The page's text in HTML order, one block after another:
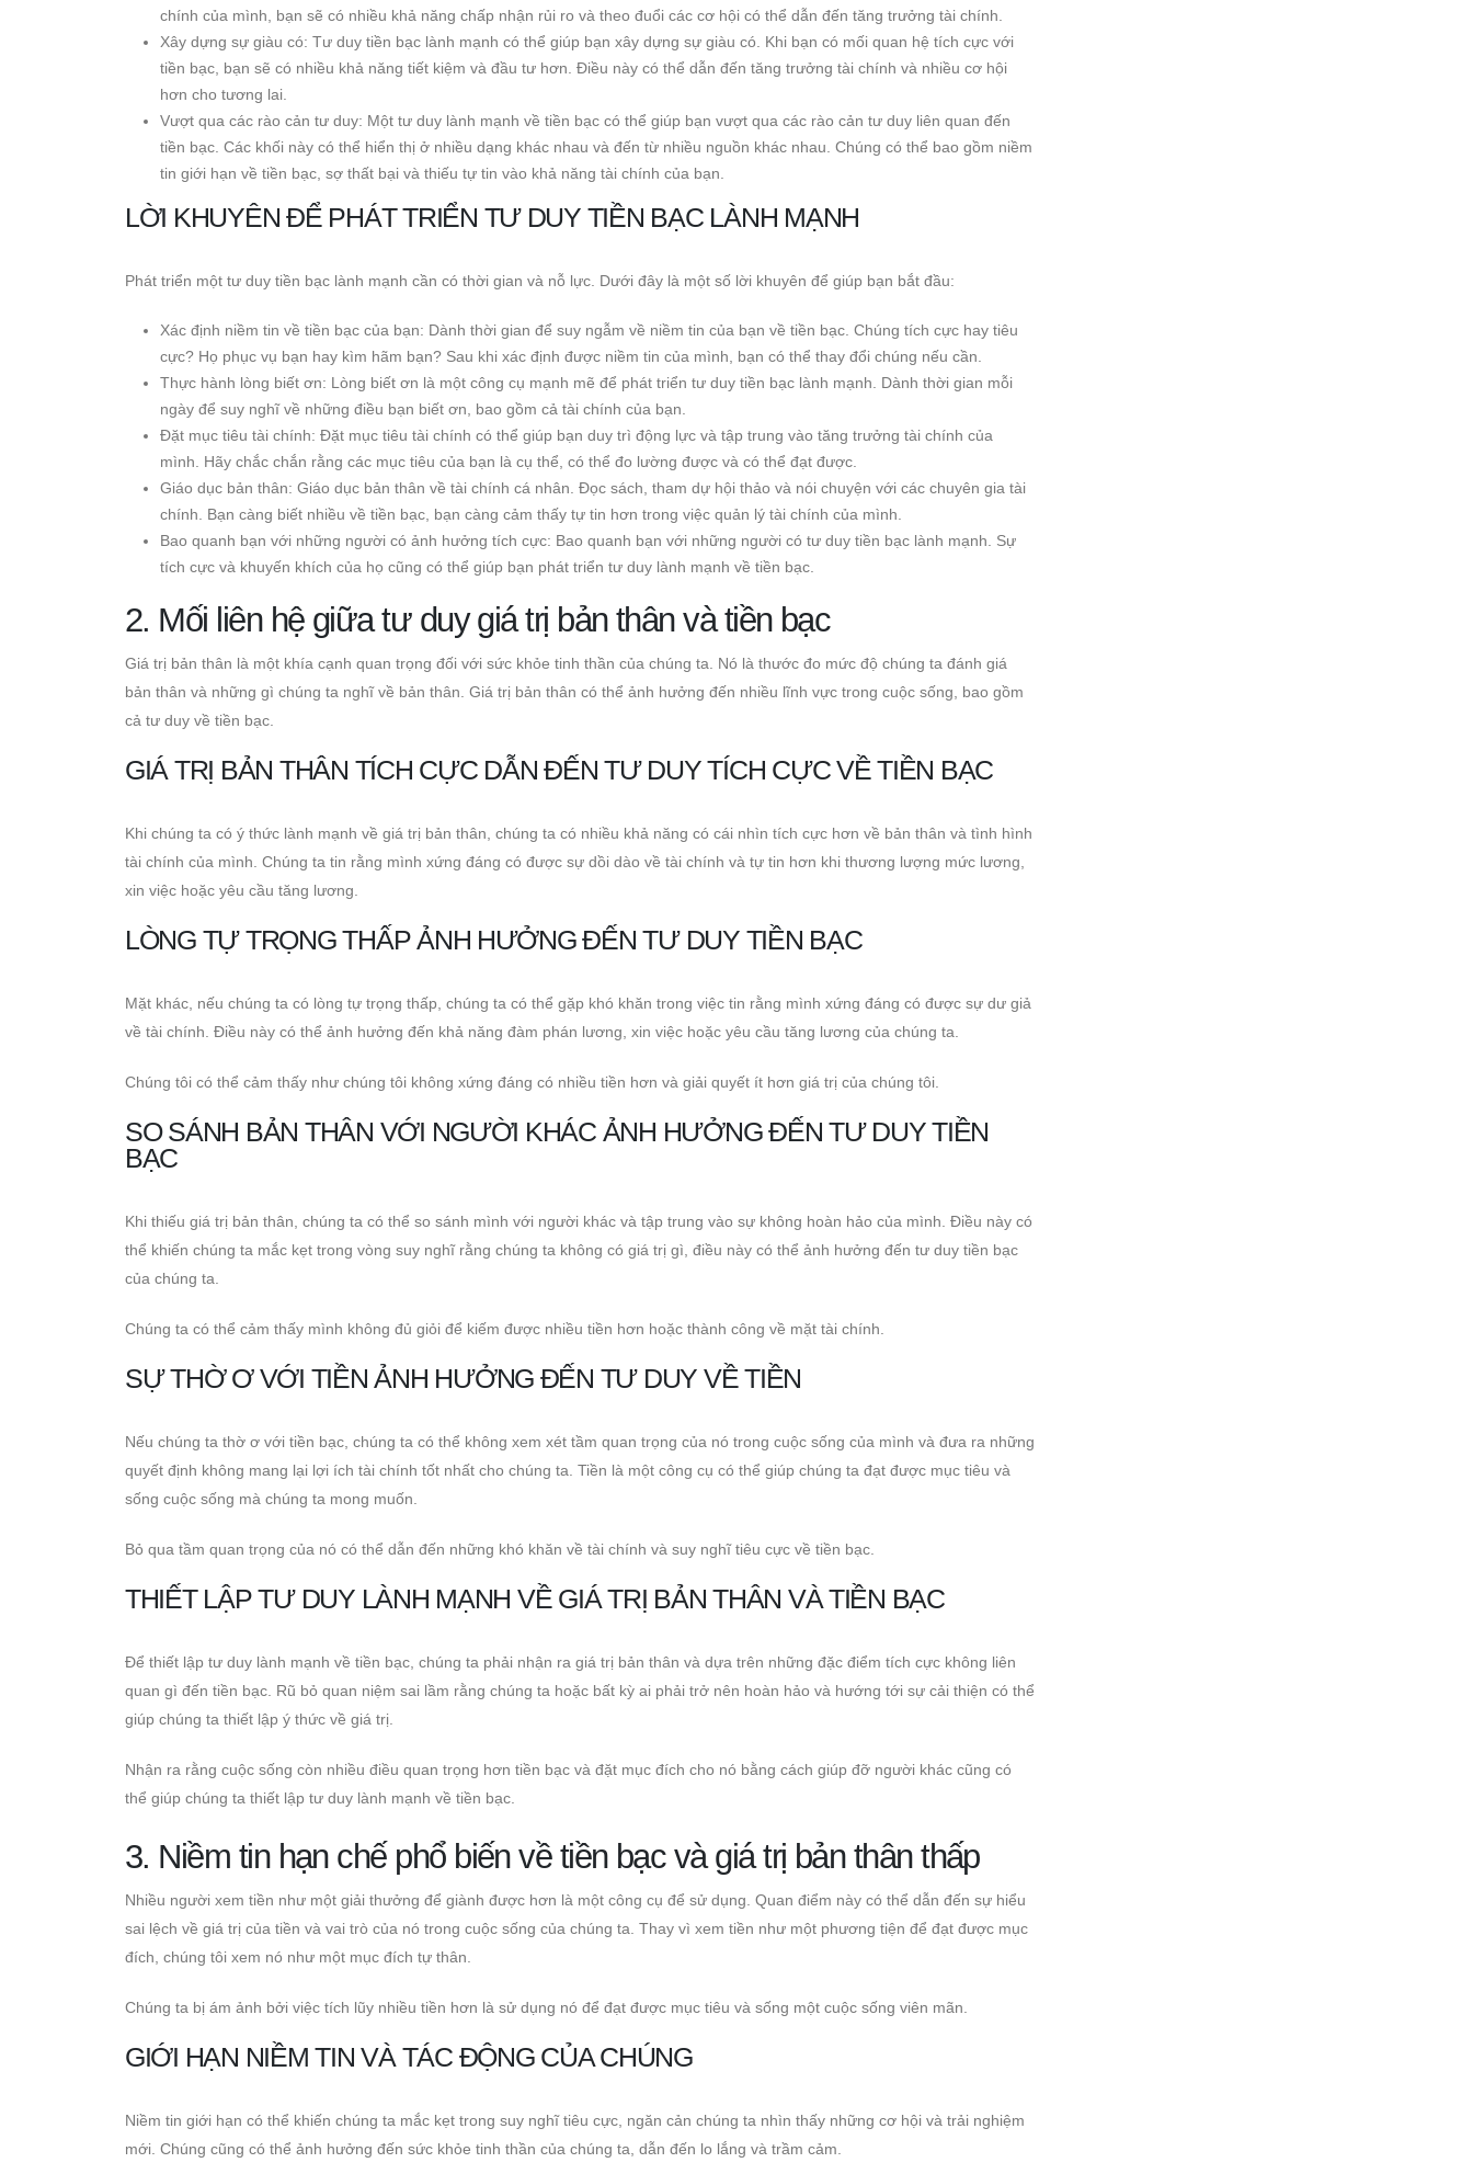
chính của mình, bạn sẽ có nhiều khả năng chấp nhận rủi ro và theo đuổi các cơ hội có thể dẫn đến tăng trưởng tài chính.
Xây dựng sự giàu có: Tư duy tiền bạc lành mạnh có thể giúp bạn xây dựng sự giàu có. Khi bạn có mối quan hệ tích cực với
tiền bạc, bạn sẽ có nhiều khả năng tiết kiệm và đầu tư hơn. Điều này có thể dẫn đến tăng trưởng tài chính và nhiều cơ hội
hơn cho tương lai.
Vượt qua các rào cản tư duy: Một tư duy lành mạnh về tiền bạc có thể giúp bạn vượt qua các rào cản tư duy liên quan đến
tiền bạc. Các khối này có thể hiển thị ở nhiều dạng khác nhau và đến từ nhiều nguồn khác nhau. Chúng có thể bao gồm niềm
tin giới hạn về tiền bạc, sợ thất bại và thiếu tự tin vào khả năng tài chính của bạn.
LỜI KHUYÊN ĐỂ PHÁT TRIỂN TƯ DUY TIỀN BẠC LÀNH MẠNH
Phát triển một tư duy tiền bạc lành mạnh cần có thời gian và nỗ lực. Dưới đây là một số lời khuyên để giúp bạn bắt đầu:
Xác định niềm tin về tiền bạc của bạn: Dành thời gian để suy ngẫm về niềm tin của bạn về tiền bạc. Chúng tích cực hay tiêu
cực? Họ phục vụ bạn hay kìm hãm bạn? Sau khi xác định được niềm tin của mình, bạn có thể thay đổi chúng nếu cần.
Thực hành lòng biết ơn: Lòng biết ơn là một công cụ mạnh mẽ để phát triển tư duy tiền bạc lành mạnh. Dành thời gian mỗi
ngày để suy nghĩ về những điều bạn biết ơn, bao gồm cả tài chính của bạn.
Đặt mục tiêu tài chính: Đặt mục tiêu tài chính có thể giúp bạn duy trì động lực và tập trung vào tăng trưởng tài chính của
mình. Hãy chắc chắn rằng các mục tiêu của bạn là cụ thể, có thể đo lường được và có thể đạt được.
Giáo dục bản thân: Giáo dục bản thân về tài chính cá nhân. Đọc sách, tham dự hội thảo và nói chuyện với các chuyên gia tài
chính. Bạn càng biết nhiều về tiền bạc, bạn càng cảm thấy tự tin hơn trong việc quản lý tài chính của mình.
Bao quanh bạn với những người có ảnh hưởng tích cực: Bao quanh bạn với những người có tư duy tiền bạc lành mạnh. Sự
tích cực và khuyến khích của họ cũng có thể giúp bạn phát triển tư duy lành mạnh về tiền bạc.
2. Mối liên hệ giữa tư duy giá trị bản thân và tiền bạc
Giá trị bản thân là một khía cạnh quan trọng đối với sức khỏe tinh thần của chúng ta. Nó là thước đo mức độ chúng ta đánh giá
bản thân và những gì chúng ta nghĩ về bản thân. Giá trị bản thân có thể ảnh hưởng đến nhiều lĩnh vực trong cuộc sống, bao gồm
cả tư duy về tiền bạc.
GIÁ TRỊ BẢN THÂN TÍCH CỰC DẪN ĐẾN TƯ DUY TÍCH CỰC VỀ TIỀN BẠC
Khi chúng ta có ý thức lành mạnh về giá trị bản thân, chúng ta có nhiều khả năng có cái nhìn tích cực hơn về bản thân và tình hình
tài chính của mình. Chúng ta tin rằng mình xứng đáng có được sự dồi dào về tài chính và tự tin hơn khi thương lượng mức lương,
xin việc hoặc yêu cầu tăng lương.
LÒNG TỰ TRỌNG THẤP ẢNH HƯỞNG ĐẾN TƯ DUY TIỀN BẠC
Mặt khác, nếu chúng ta có lòng tự trọng thấp, chúng ta có thể gặp khó khăn trong việc tin rằng mình xứng đáng có được sự dư giả
về tài chính. Điều này có thể ảnh hưởng đến khả năng đàm phán lương, xin việc hoặc yêu cầu tăng lương của chúng ta.
Chúng tôi có thể cảm thấy như chúng tôi không xứng đáng có nhiều tiền hơn và giải quyết ít hơn giá trị của chúng tôi.
SO SÁNH BẢN THÂN VỚI NGƯỜI KHÁC ẢNH HƯỞNG ĐẾN TƯ DUY TIỀN
BẠC
Khi thiếu giá trị bản thân, chúng ta có thể so sánh mình với người khác và tập trung vào sự không hoàn hảo của mình. Điều này có
thể khiến chúng ta mắc kẹt trong vòng suy nghĩ rằng chúng ta không có giá trị gì, điều này có thể ảnh hưởng đến tư duy tiền bạc
của chúng ta.
Chúng ta có thể cảm thấy mình không đủ giỏi để kiếm được nhiều tiền hơn hoặc thành công về mặt tài chính.
SỰ THỜ Ơ VỚI TIỀN ẢNH HƯỞNG ĐẾN TƯ DUY VỀ TIỀN
Nếu chúng ta thờ ơ với tiền bạc, chúng ta có thể không xem xét tầm quan trọng của nó trong cuộc sống của mình và đưa ra những
quyết định không mang lại lợi ích tài chính tốt nhất cho chúng ta. Tiền là một công cụ có thể giúp chúng ta đạt được mục tiêu và
sống cuộc sống mà chúng ta mong muốn.
Bỏ qua tầm quan trọng của nó có thể dẫn đến những khó khăn về tài chính và suy nghĩ tiêu cực về tiền bạc.
THIẾT LẬP TƯ DUY LÀNH MẠNH VỀ GIÁ TRỊ BẢN THÂN VÀ TIỀN BẠC
Để thiết lập tư duy lành mạnh về tiền bạc, chúng ta phải nhận ra giá trị bản thân và dựa trên những đặc điểm tích cực không liên
quan gì đến tiền bạc. Rũ bỏ quan niệm sai lầm rằng chúng ta hoặc bất kỳ ai phải trở nên hoàn hảo và hướng tới sự cải thiện có thể
giúp chúng ta thiết lập ý thức về giá trị.
Nhận ra rằng cuộc sống còn nhiều điều quan trọng hơn tiền bạc và đặt mục đích cho nó bằng cách giúp đỡ người khác cũng có
thể giúp chúng ta thiết lập tư duy lành mạnh về tiền bạc.
3. Niềm tin hạn chế phổ biến về tiền bạc và giá trị bản thân thấp
Nhiều người xem tiền như một giải thưởng để giành được hơn là một công cụ để sử dụng. Quan điểm này có thể dẫn đến sự hiểu
sai lệch về giá trị của tiền và vai trò của nó trong cuộc sống của chúng ta. Thay vì xem tiền như một phương tiện để đạt được mục
đích, chúng tôi xem nó như một mục đích tự thân.
Chúng ta bị ám ảnh bởi việc tích lũy nhiều tiền hơn là sử dụng nó để đạt được mục tiêu và sống một cuộc sống viên mãn.
GIỚI HẠN NIỀM TIN VÀ TÁC ĐỘNG CỦA CHÚNG
Niềm tin giới hạn có thể khiến chúng ta mắc kẹt trong suy nghĩ tiêu cực, ngăn cản chúng ta nhìn thấy những cơ hội và trải nghiệm
mới. Chúng cũng có thể ảnh hưởng đến sức khỏe tinh thần của chúng ta, dẫn đến lo lắng và trầm cảm.